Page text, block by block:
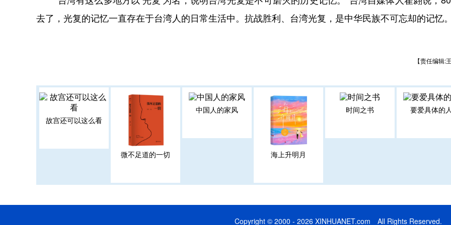
去了，光复的记忆一直存在于台湾人的日常生活中。抗战胜利、台湾光复，是中华民族不可忘却的记忆。
【责任编辑:
故宫还可以这么看
微不足道的一切
中国人的家风
海上升明月
时间之书 要爱具体的人
Copyright © 2000 - 2026 XINHUANET.com All Rights Reserved.